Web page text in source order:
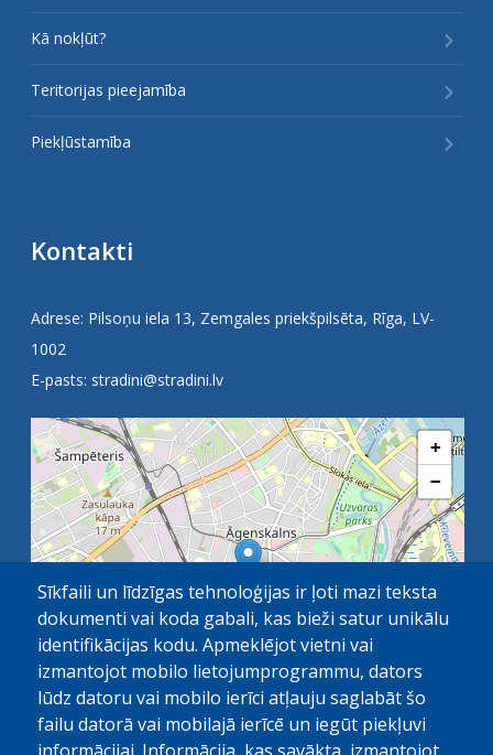
Kā nokļūt?
Teritorijas pieejamība
Piekļūstamība
Kontakti
Adrese: Pilsoņu iela 13, Zemgales priekšpilsēta, Rīga, LV-
1002
E-pasts: stradini@stradini.lv
+
−
1 km OpenStreetMap contributors
Sīkfaili un līdzīgas tehnoloģijas ir ļoti mazi teksta
dokumenti vai koda gabali, kas bieži satur unikālu
identifikācijas kodu. Apmeklējot vietni vai
izmantojot mobilo lietojumprogrammu, dators
lūdz datoru vai mobilo ierīci atļauju saglabāt šo
failu datorā vai mobilajā ierīcē un iegūt piekļuvi